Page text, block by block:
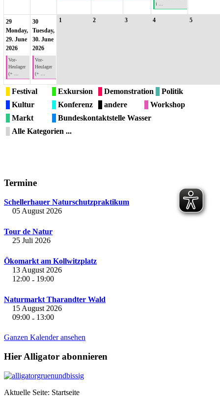
i ...
29
Monday,
29. June
2026
Vor-
Heulager
(+ ...
30
Tuesday,
30. June
2026
Vor-
Heulager
(+ ...
1 2 3 4 5
Festival Exkursion Demonstration
Politik
Kultur
Konferenz andere
Workshop
Markt
Bundeskontaktstelle Wasser
Alle Kategorien ...
Termine
Schellerhauer Naturschutzpraktikum
05 August 2026
Tour de Natur
25 Juli 2026
Ökomarkt am Kollwitzplatz
13 August 2026
12:00 - 19:00
Naturmarkt Tharandter Wald
15 August 2026
09:00 - 13:00
Ganzen Kalender ansehen
Hier Alligator abonnieren
Aktuelle Seite: Startseite